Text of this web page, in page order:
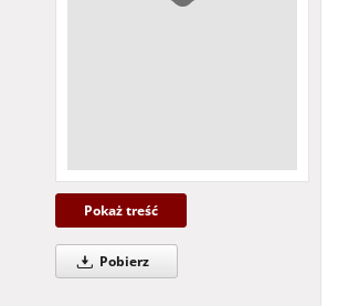
Pokaż treść
Pobierz